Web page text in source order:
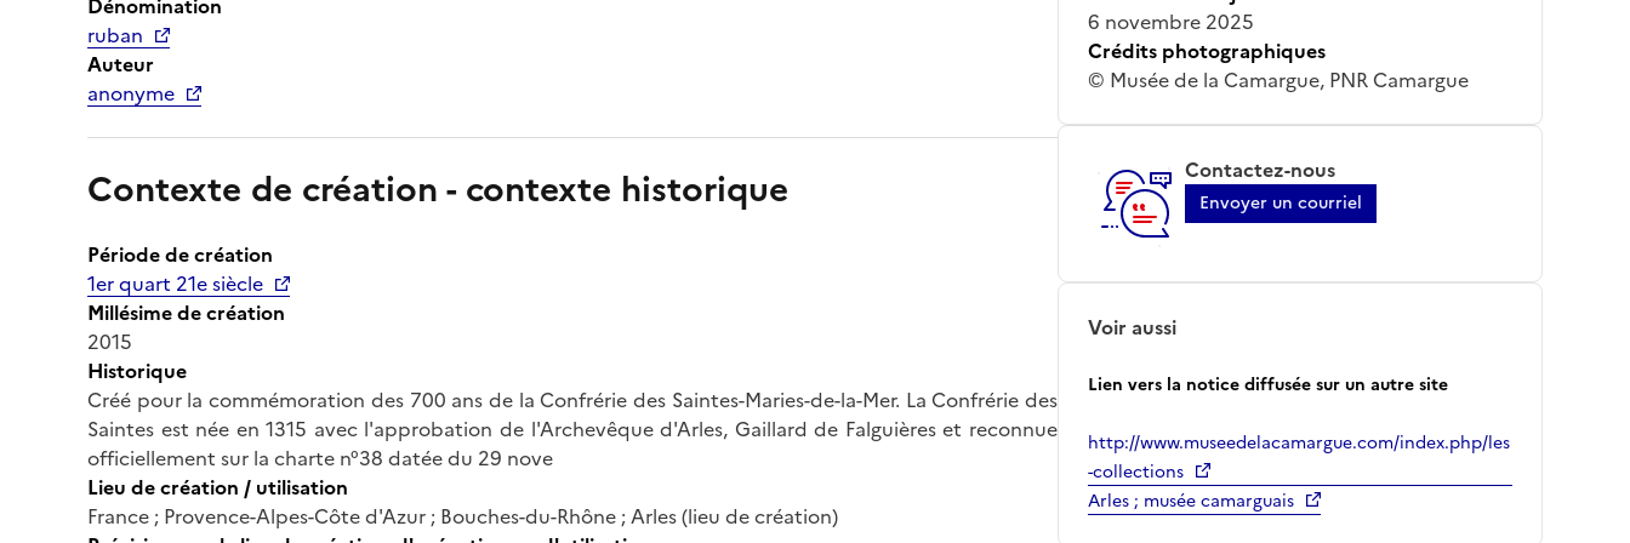
ruban
Auteur
anonyme
Contexte de création - contexte historique
Période de création
1er quart 21e siècle
Millésime de création
2015
Historique
Créé pour la commémoration des 700 ans de la Confrérie des Saintes-Maries-de-la-Mer. La Confrérie des
Saintes est née en 1315 avec l'approbation de l'Archevêque d'Arles, Gaillard de Falguières et reconnue
officiellement sur la charte n°38 datée du 29 nove
Lieu de création / utilisation
France ; Provence-Alpes-Côte d'Azur ; Bouches-du-Rhône ; Arles (lieu de création)
6 novembre 2025
Crédits photographiques
© Musée de la Camargue, PNR Camargue
Contactez-nous
Envoyer un courriel
Voir aussi
Lien vers la notice diffusée sur un autre site
http://www.museedelacamargue.com/index.php/les
-collections
Arles ; musée camarguais